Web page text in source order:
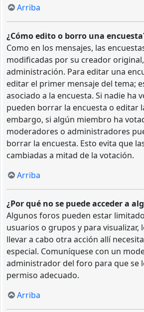
Arriba
¿Cómo edito o borro una
Como en los mensajes, las
modificadas por su creador
administración. Para editar una
editar el primer mensaje del tema;
asociado a la encuesta. Si nadie ha
pueden borrar la encuesta o editar
embargo, si algún miembro ha
moderadores o administradores
borrar la encuesta. Esto evita que
cambiadas a mitad de la votación.
Arriba
¿Por qué no se puede acceder a
Algunos foros pueden estar
usuarios o grupos y para visualizar,
llevar a cabo otra acción allí
especial. Comuníquese con un
administrador del foro para que se
permiso adecuado.
Arriba